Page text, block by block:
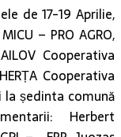
de 17-19 Aprilie,
– PRO AGRO,
Cooperativa
Cooperativa
la ședinta comună
Herbert